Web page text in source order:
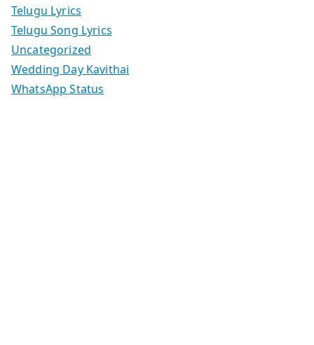
Telugu Lyrics
Telugu Song Lyrics
Uncategorized
Wedding Day Kavithai
WhatsApp Status